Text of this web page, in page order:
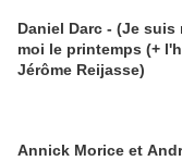
Daniel Darc - (Je suis
moi le printemps (+
Jérôme Reijasse)
Annick Morice et